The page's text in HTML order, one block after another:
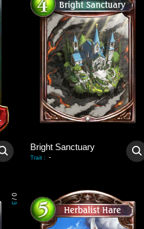
Bright Sanctuary
Trait : -
0
/
3